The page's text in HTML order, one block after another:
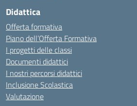
Didattica
Offerta formativa
Piano dell’Offerta Formativa
I progetti delle classi
Documenti didattici
I nostri percorsi didattici
Inclusione Scolastica
Valutazione